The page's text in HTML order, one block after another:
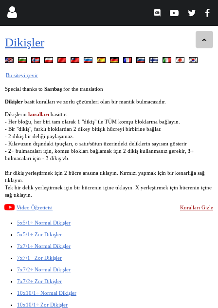
Dikişler
Bu siteyi çevir
Special thanks to Sarıbaş for the translation
Dikişler basit kuralları ve zorlu çözümleri olan bir mantık bulmacasıdır.
Dikişlerin kuralları basittir:
- Her bloğu, her biri tam olarak 1 "dikiş" ile TÜM komşu bloklarına bağlayın.
- Bir "dikiş", farklı bloklardan 2 dikey bitişik hücreyi birbirine bağlar.
- 2 dikiş bir deliği paylaşamaz.
- Kılavuzun dışındaki ipuçları, o satır/sütun üzerindeki deliklerin sayısını gösterir
- 2÷ bulmacaları için, komşu blokları bağlamak için 2 dikiş kullanmanız gerekir, 3÷
bulmacaları için - 3 dikiş vb.
Bir dikiş yerleştirmek için 2 hücre arasına tıklayın. Kırmızı yapmak için bir kenarlığa sağ
tıklayın.
Tek bir delik yerleştirmek için bir hücrenin içine tıklayın. X yerleştirmek için hücrenin içine
sağ tıklayın.
Video Öğreticisi Kuralları Gizle
5x5/1÷ Normal Dikişler
5x5/1÷ Zor Dikişler
7x7/1÷ Normal Dikişler
7x7/1÷ Zor Dikişler
7x7/2÷ Normal Dikişler
7x7/2÷ Zor Dikişler
10x10/1÷ Normal Dikişler
10x10/1÷ Zor Dikişler